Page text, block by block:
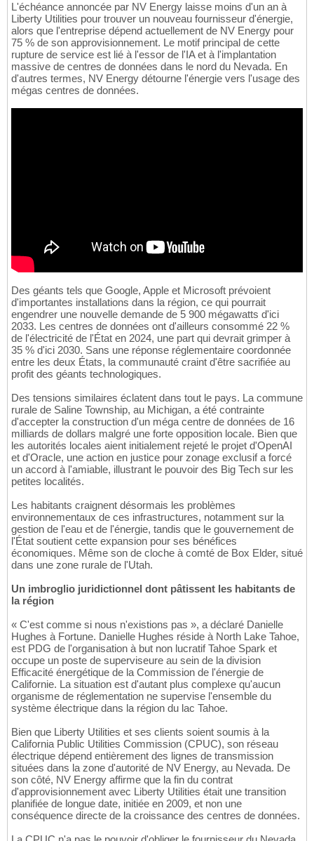
L'échéance annoncée par NV Energy laisse moins d'un an à
Liberty Utilities pour trouver un nouveau fournisseur d'énergie,
alors que l'entreprise dépend actuellement de NV Energy pour
75 % de son approvisionnement. Le motif principal de cette
rupture de service est lié à l'essor de l'IA et à l'implantation
massive de centres de données dans le nord du Nevada. En
d'autres termes, NV Energy détourne l'énergie vers l'usage des
mégas centres de données.
Des géants tels que Google, Apple et Microsoft prévoient
d'importantes installations dans la région, ce qui pourrait
engendrer une nouvelle demande de 5 900 mégawatts d'ici
2033. Les centres de données ont d'ailleurs consommé 22 %
de l'électricité de l'État en 2024, une part qui devrait grimper à
35 % d'ici 2030. Sans une réponse réglementaire coordonnée
entre les deux États, la communauté craint d'être sacrifiée au
profit des géants technologiques.
Des tensions similaires éclatent dans tout le pays. La commune
rurale de Saline Township, au Michigan, a été contrainte
d'accepter la construction d'un méga centre de données de 16
milliards de dollars malgré une forte opposition locale. Bien que
les autorités locales aient initialement rejeté le projet d'OpenAI
et d'Oracle, une action en justice pour zonage exclusif a forcé
un accord à l'amiable, illustrant le pouvoir des Big Tech sur les
petites localités.
Les habitants craignent désormais les problèmes
environnementaux de ces infrastructures, notamment sur la
gestion de l'eau et de l'énergie, tandis que le gouvernement de
l'État soutient cette expansion pour ses bénéfices
économiques. Même son de cloche à comté de Box Elder, situé
dans une zone rurale de l'Utah.
Un imbroglio juridictionnel dont pâtissent les habitants de
la région
« C'est comme si nous n'existions pas », a déclaré Danielle
Hughes à Fortune. Danielle Hughes réside à North Lake Tahoe,
est PDG de l'organisation à but non lucratif Tahoe Spark et
occupe un poste de superviseure au sein de la division
Efficacité énergétique de la Commission de l'énergie de
Californie. La situation est d'autant plus complexe qu'aucun
organisme de réglementation ne supervise l'ensemble du
système électrique dans la région du lac Tahoe.
Bien que Liberty Utilities et ses clients soient soumis à la
California Public Utilities Commission (CPUC), son réseau
électrique dépend entièrement des lignes de transmission
situées dans la zone d'autorité de NV Energy, au Nevada. De
son côté, NV Energy affirme que la fin du contrat
d'approvisionnement avec Liberty Utilities était une transition
planifiée de longue date, initiée en 2009, et non une
conséquence directe de la croissance des centres de données.